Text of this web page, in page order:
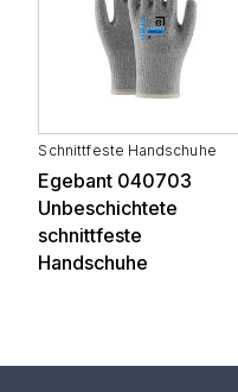
Automobilzulieferindustrie
Elektronisch
Schnittfeste Handschuhe
Egebant 040703
Unbeschichtete
schnittfeste
Handschuhe